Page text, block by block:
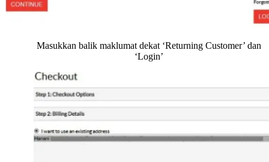
Masukkan balik maklumat dekat ‘Returning Customer’ dan
‘Login’